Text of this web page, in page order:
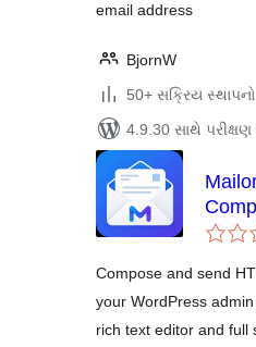
email address
BjornW
50+ સક્રિય સ્થાપનો
4.9.30 સાથે
Compose and send
your WordPress
rich text editor and full